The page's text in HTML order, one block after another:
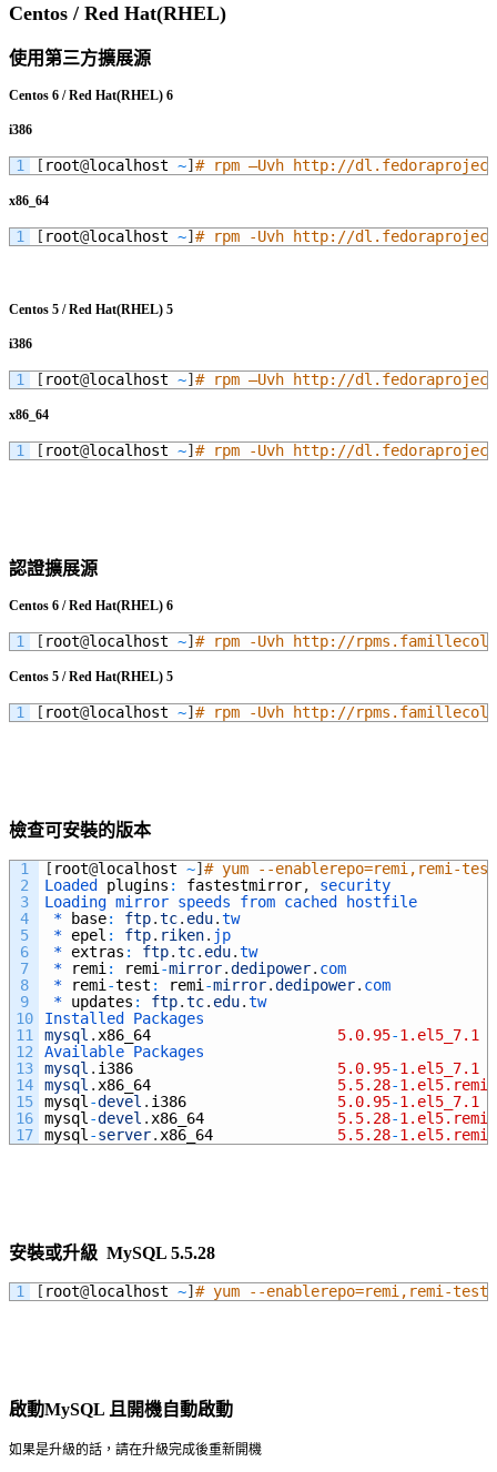
Centos / Red Hat(RHEL)
使用第三方擴展源
Centos 6 / Red Hat(RHEL) 6
i386
1 [ root@localhost ~] # rpm –Uvh http://
x86_64
1 [ root@localhost ~] # rpm -Uvh http://
Centos 5 / Red Hat(RHEL) 5
i386
1 [ root@localhost ~] # rpm –Uvh http://
x86_64
1 [ root@localhost ~] # rpm -Uvh http://
認證擴展源
Centos 6 / Red Hat(RHEL) 6
1 [ root@localhost ~] # rpm -Uvh http://
Centos 5 / Red Hat(RHEL) 5
1 [ root@localhost ~] # rpm -Uvh http://
檢查可安裝的版本
1
2
3
4
5
6
7
8
9
10
11
12
13
14
15
16
17
[ root@localhost ~] # yum --enablerepo=remi,remi-
Loaded plugins : fastestmirror,
security
Loading mirror speeds from cached
hostfile
*
base: ftp.tc. edu.tw
* epel : ftp. riken. jp
* extras : ftp.tc. edu.tw
*
remi : remi -mirror.dedipower. com
*
remi -test : remi -mirror.dedipower. com
* updates : ftp.tc. edu.tw
Installed Packages
mysql . x86_64 5.0.95-1.el5_7.1
Available Packages
mysql . i386 5.0.95-1.el5_7.1
mysql . x86_64 5.5.28-1.el5.remi
mysql -devel . i386 5.0.95-1.el5_7.1
mysql -devel . x86_64 5.5.28-1.el5.remi
mysql -server. x86_64 5.5.28-1.el5.remi
安裝或升級 MySQL 5.5.28
1 [ root@localhost ~] # yum --enablerepo=remi,remi-
啟動MySQL 且開機自動啟動
如果是升級的話，請在升級完成後重新開機